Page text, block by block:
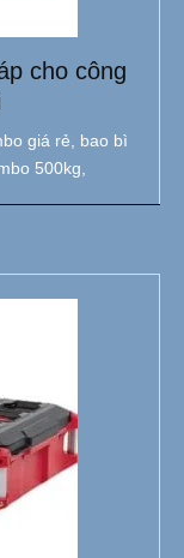
cho công
giá rẻ, bao bì
500kg,